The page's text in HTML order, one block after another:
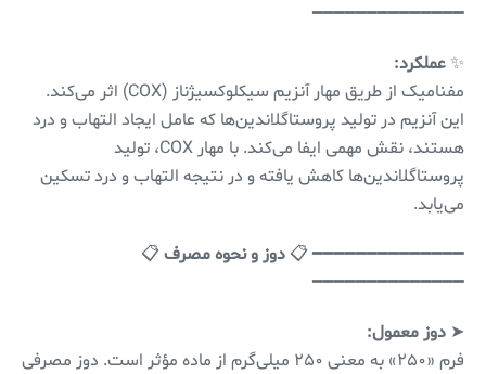
━━━━━━━━━━━━━━
✨عملکرد:
مفنامیک از طریق مهار آنزیم سیکلوکسیژناز (COX) اثر می‌کند.
این آنزیم در تولید پروستاگلاندین‌ها که عامل ایجاد التهاب و درد
هستند، نقش مهمی ایفا می‌کند. با مهار COX، تولید
پروستاگلاندین‌ها کاهش یافته و در نتیجه التهاب و درد تسکین
می‌یابد.
━━━━━━━━━━━━━━ 📋 دوز و نحوه مصرف📋
━━━━━━━━━━━━━━
➤ دوز معمول:
فرم «۲۵۰» به معنی ۲۵۰ میلی‌گرم از ماده مؤثر است. دوز مصرفی